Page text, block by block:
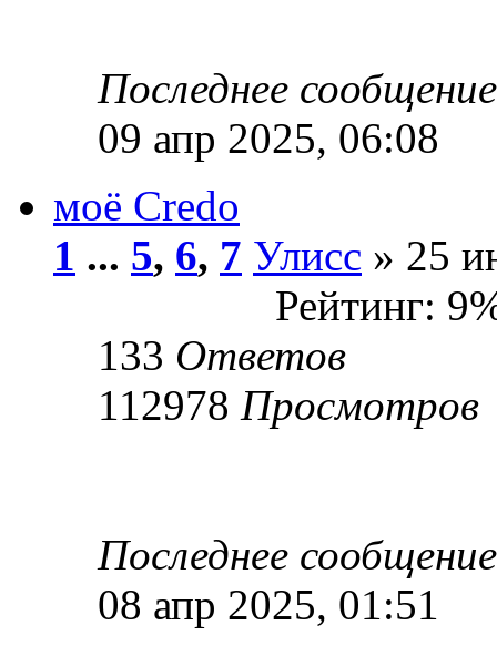
Последнее
09 апр 2025, 06:08
моё Сredo
1 ... 5, 6, 7 Улисс » 25
Рейтинг:
133 Ответов
112978 Просмотров
Последнее
08 апр 2025, 01:51